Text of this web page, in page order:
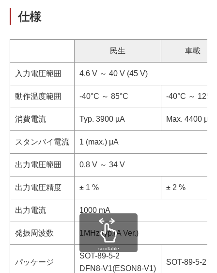
仕様
民生 車載
入力電圧範囲 4.6 V ～ 40 V (45 V)
動作温度範囲 -40°C ～ 85°C -40°C ～
消費電流 Typ. 3900 µA Max. 4400 µA
スタンバイ電流 1 (max.) µA
出力電圧範囲 0.8 V ～ 34 V
出力電圧精度 ± 1 % ± 2 %
出力電流 1000 mA
発振周波数 1MHz typ.(A Ver.)
パッケージ
SOT-89-5-2
DFN8-V1(ESON8-V1)
SOT-89-5-2
scrollable